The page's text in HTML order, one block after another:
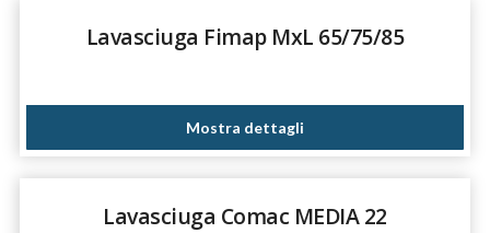
Lavasciuga Fimap MxL 65/75/85
Mostra dettagli
Lavasciuga Comac MEDIA 22